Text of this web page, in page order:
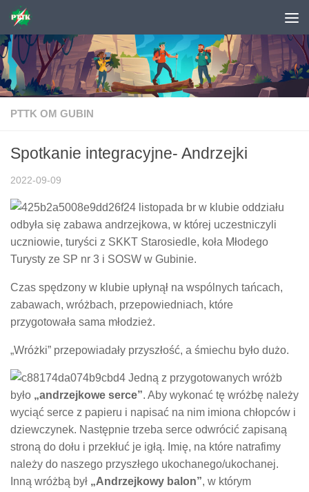
Skip to content
PTTK OM GUBIN
Spotkanie integracyjne- Andrzejki
2022-09-09
24 listopada br w klubie oddziału
odbyła się zabawa andrzejkowa, w której uczestniczyli
uczniowie, turyści z SKKT Starosiedle, koła Młodego
Turysty ze SP nr 3 i SOSW w Gubinie.
Czas spędzony w klubie upłynął na wspólnych tańcach,
zabawach, wróżbach, przepowiedniach, które
przygotowała sama młodzież.
„Wróżki” przepowiadały przyszłość, a śmiechu było dużo.
Jedną z przygotowanych wróżb
było „andrzejkowe serce”. Aby wykonać tę wróżbę należy
wyciąć serce z papieru i napisać na nim imiona chłopców i
dziewczynek. Następnie trzeba serce odwrócić zapisaną
stroną do dołu i przekłuć je igłą. Imię, na które natrafimy
należy do naszego przyszłego ukochanego/ukochanej.
Inną wróżbą był „Andrzejkowy balon”, w którym